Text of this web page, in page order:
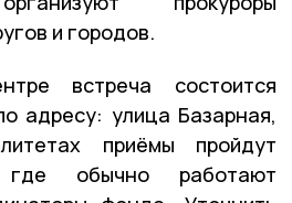
и городов.
встреча состоится
адресу: улица Базарная,
приёмы пройдут
обычно работают